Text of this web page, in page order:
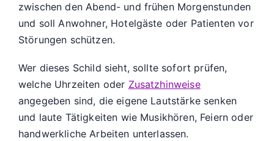
zwischen den Abend- und frühen Morgenstunden
und soll Anwohner, Hotelgäste oder Patienten vor
Störungen schützen.
Wer dieses Schild sieht, sollte sofort prüfen,
welche Uhrzeiten oder Zusatzhinweise
angegeben sind, die eigene Lautstärke senken
und laute Tätigkeiten wie Musikhören, Feiern oder
handwerkliche Arbeiten unterlassen.